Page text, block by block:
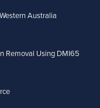
Australia
Removal Using DMI65